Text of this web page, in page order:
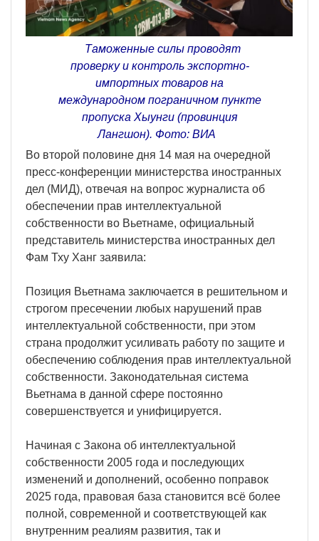
Таможенные силы проводят
проверку и контроль экспортно-
импортных товаров на
международном пограничном пункте
пропуска Хыунги (провинция
Лангшон). Фото: ВИА
Во второй половине дня 14 мая на очередной
пресс-конференции министерства иностранных
дел (МИД), отвечая на вопрос журналиста об
обеспечении прав интеллектуальной
собственности во Вьетнаме, официальный
представитель министерства иностранных дел
Фам Тху Ханг заявила:
Позиция Вьетнама заключается в решительном и
строгом пресечении любых нарушений прав
интеллектуальной собственности, при этом
страна продолжит усиливать работу по защите и
обеспечению соблюдения прав интеллектуальной
собственности. Законодательная система
Вьетнама в данной сфере постоянно
совершенствуется и унифицируется.
Начиная с Закона об интеллектуальной
собственности 2005 года и последующих
изменений и дополнений, особенно поправок
2025 года, правовая база становится всё более
полной, современной и соответствующей как
внутренним реалиям развития, так и